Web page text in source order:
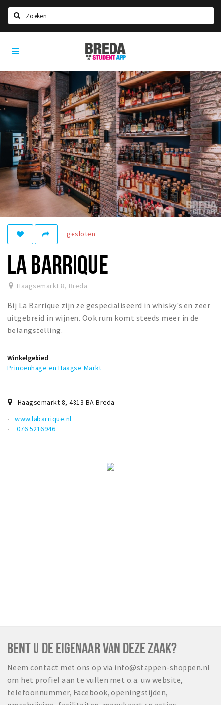
HOME
STUDEREN
Voel je thuis in Breda | GoodMood
Welkom in Breda
Studentenverenigingen
Studentenraad
Studentenroutes
New in town? Check FAQ!
WONEN
Woonruimte
Inschrijven gemeente
Zorgverzekering
Huisarts en eerste hulp
Q&A
KORTING
Breda Student Shop
VRIJE TIJD
Nieuws
Agenda
Bezienswaardigheden
Inloggen
Breda
Student
gesloten
LA BARRIQUE
Haagsemarkt 8, Breda
Bij La Barrique zijn ze gespecialiseerd in whisky's en zeer
uitgebreid in wijnen. Ook rum komt steeds meer in de
belangstelling.
Winkelgebied
Princenhage en Haagse Markt
Haagsemarkt 8,4813 BA Breda
www.labarrique.nl
076 5216946
BENT U DE EIGENAAR VAN DEZE ZAAK?
Neem contact met ons op via info@stappen-shoppen.nl
om het profiel aan te vullen met o.a. uw website,
telefoonnummer, Facebook, openingstijden,